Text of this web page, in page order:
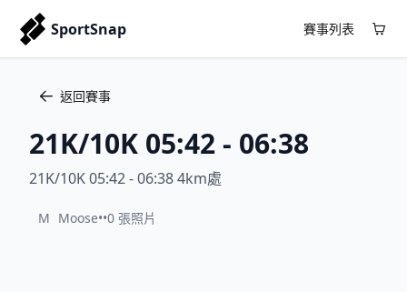
SportSnap 賽事列表
返回賽事
21K/10K 05:42 - 06:38
21K/10K 05:42 - 06:38 4km處
M Moose••0 張照片